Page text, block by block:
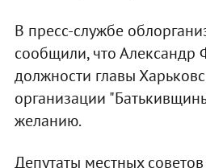
В пресс-службе
сообщили, что Александр
должности главы
организации
желанию.
Депутаты местных